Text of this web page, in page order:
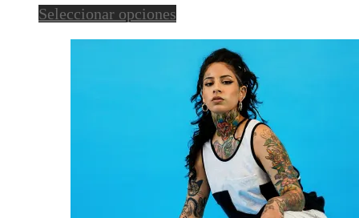
producto
Seleccionar opciones
múltiples
variantes.
Las
opciones
se
pueden
elegir
en